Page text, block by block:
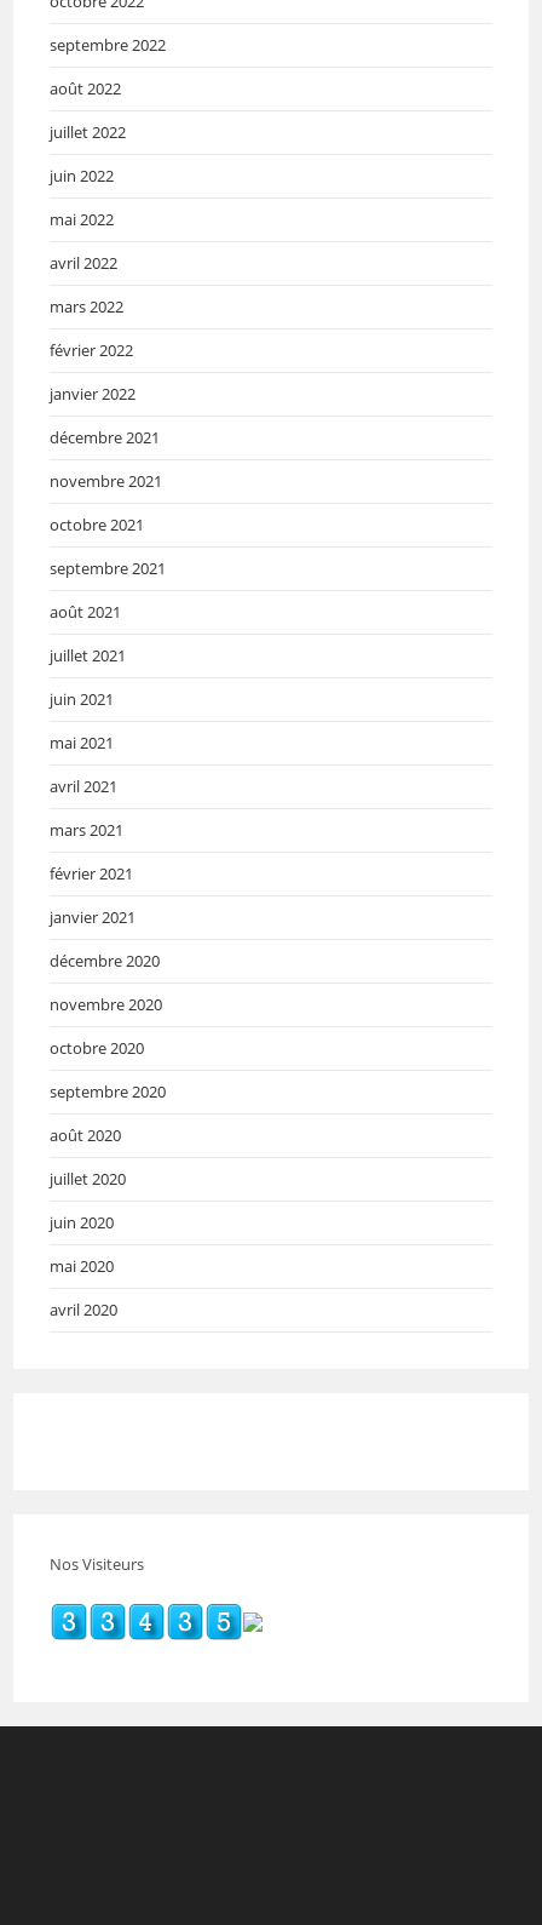
septembre 2022
août 2022
juillet 2022
juin 2022
mai 2022
avril 2022
mars 2022
février 2022
janvier 2022
décembre 2021
novembre 2021
octobre 2021
septembre 2021
août 2021
juillet 2021
juin 2021
mai 2021
avril 2021
mars 2021
février 2021
janvier 2021
décembre 2020
novembre 2020
octobre 2020
septembre 2020
août 2020
juillet 2020
juin 2020
mai 2020
avril 2020
Nos Visiteurs